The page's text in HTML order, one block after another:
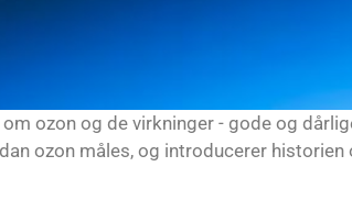
ozon og de virkninger - gode og
ozon måles, og introducerer